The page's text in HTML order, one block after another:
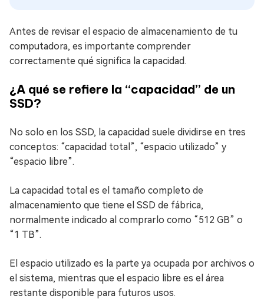
Antes de revisar el espacio de almacenamiento de tu
computadora, es importante comprender
correctamente qué significa la capacidad.
¿A qué se refiere la “capacidad” de un
SSD?
No solo en los SSD, la capacidad suele dividirse en tres
conceptos: “capacidad total”, “espacio utilizado” y
“espacio libre”.
La capacidad total es el tamaño completo de
almacenamiento que tiene el SSD de fábrica,
normalmente indicado al comprarlo como “512 GB” o
“1 TB”.
El espacio utilizado es la parte ya ocupada por archivos o
el sistema, mientras que el espacio libre es el área
restante disponible para futuros usos.